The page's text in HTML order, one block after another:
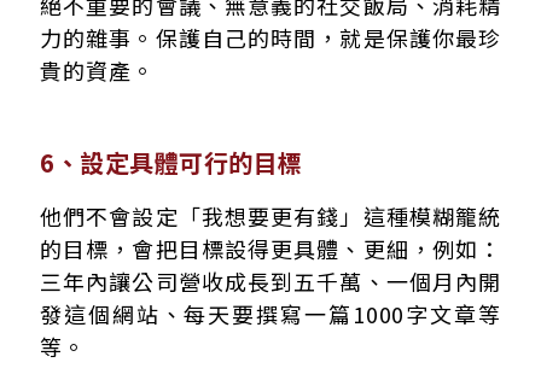
力的雜事。保護自己的時間，就是保護你最珍
貴的資產。
6、設定具體可行的目標
他們不會設定「我想要更有錢」這種模糊籠統
的目標，會把目標設得更具體、更細，例如：
三年內讓公司營收成長到五千萬、一個月內開
發這個網站、每天要撰寫一篇1000字文章等
等。